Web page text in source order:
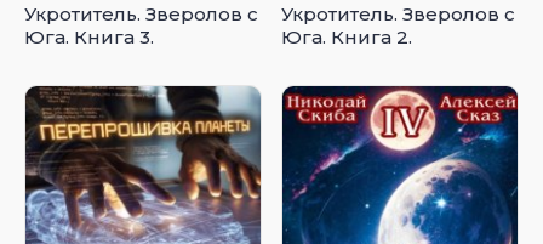
Укротитель. Зверолов с
Юга. Книга 3.
Укротитель. Зверолов с
Юга. Книга 2.